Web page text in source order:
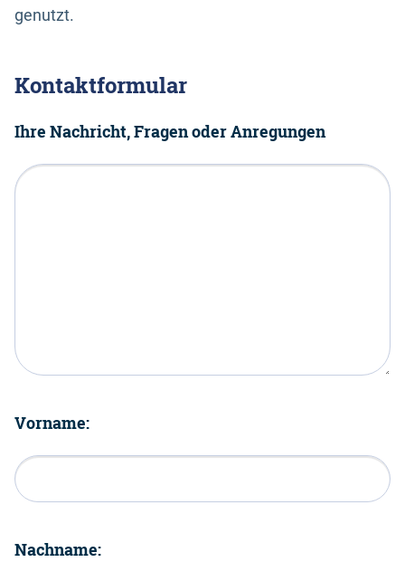
genutzt.
Kontaktformular
Ihre Nachricht, Fragen oder Anregungen
Vorname:
Nachname: